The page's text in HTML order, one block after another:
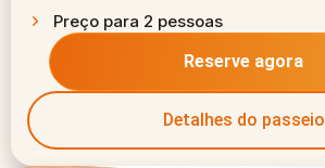
Preço para 2 pessoas
Reserve agora
Detalhes do passeio